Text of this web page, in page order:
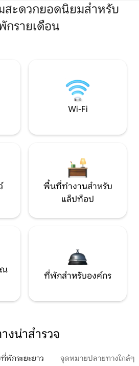
สะดวกยอดนิยมสำหรับ
กรายเดือน
Wi-Fi
พื้นที่ทำงานสำหรับ
แล็ปท็อป
ณ
ที่พักสำหรับองค์กร
งน่าสำรวจ
พักระยะยาว จุดหมายปลายทางใกล้ๆ